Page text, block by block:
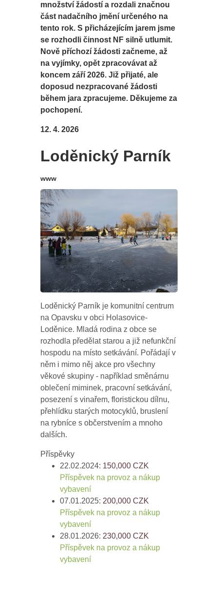
množství žádostí a rozdali značnou
část nadačního jmění určeného na
tento rok. S přicházejícím jarem jsme
se rozhodli činnost NF silně utlumit.
Nově příchozí žádosti začneme, až
na vyjímky, opět zpracovávat až
koncem září 2026. Již přijaté, ale
doposud nezpracované žádosti
během jara zpracujeme. Děkujeme za
pochopení.
12. 4. 2026
Loděnický Parník
www
Loděnický Parník je komunitní centrum
na Opavsku v obci Holasovice-
Loděnice. Mladá rodina z obce se
rozhodla předělat starou a již nefunkční
hospodu na místo setkávání. Pořádají v
něm i mimo něj akce pro všechny
věkové skupiny - například směnárnu
oblečení miminek, pracovní setkávání,
posezení s vinařem, floristickou dílnu,
přehlídku starých motocyklů, bruslení
na rybníce s občerstvením a mnoho
dalších.
Příspěvky
22.02.2024: 150,000CZK
Příspěvek na provoz a nákup
vybavení
07.01.2025: 200,000CZK
Příspěvek na provoz a nákup
vybavení
28.01.2026: 230,000CZK
Příspěvek na provoz a nákup
vybavení